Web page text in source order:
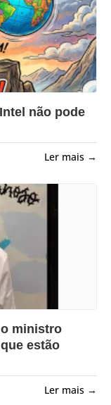
não pode
Ler mais →
ministro
estão
Ler mais →